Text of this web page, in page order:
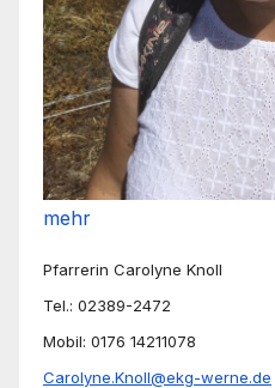
mehr
Pfarrerin Carolyne Knoll
Tel.: 02389-2472
Mobil: 0176 14211078
Carolyne.Knoll@ekg-werne.de